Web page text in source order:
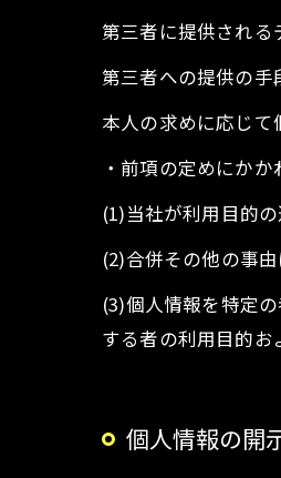
第三者に提供される
第三者への提供の手
本人の求めに応じて
・前項の定めにか
(1)当社が利用目的
(2)合併その他の事
(3)個人情報を特定
する者の利用目的
個人情報の開